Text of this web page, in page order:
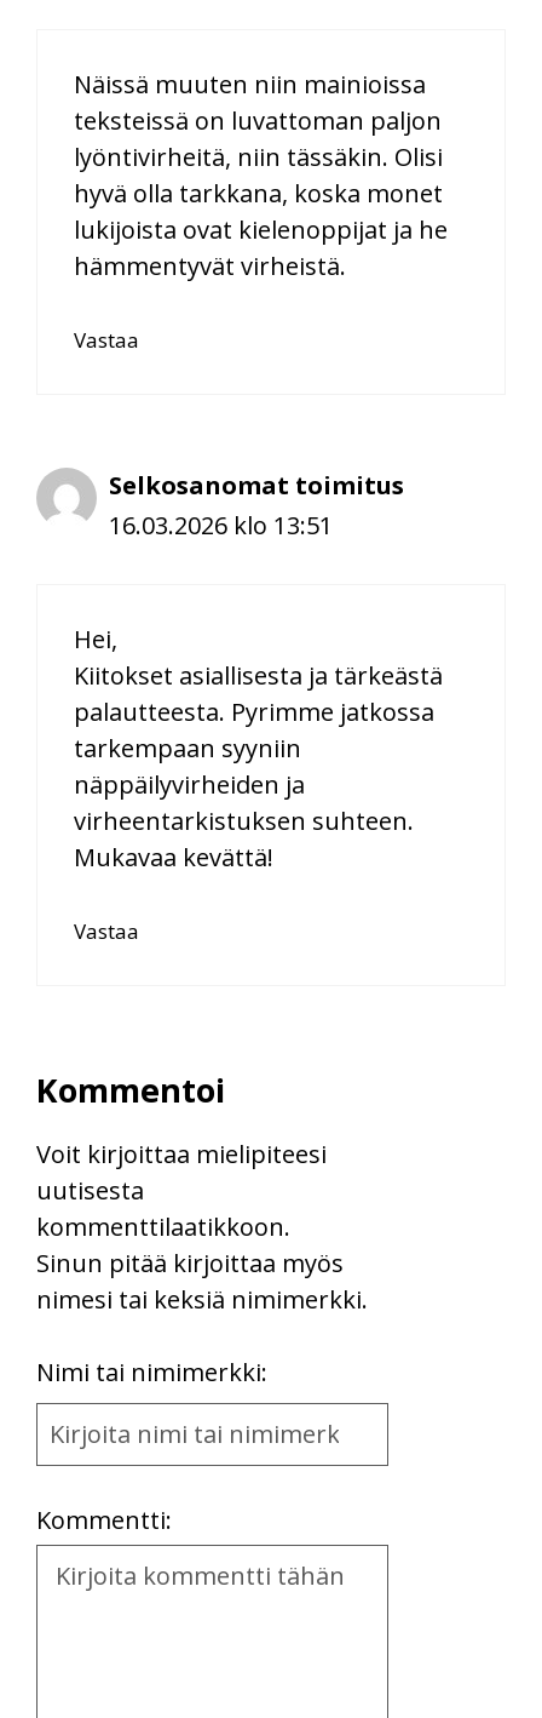
Näissä muuten niin mainioissa
teksteissä on luvattoman paljon
lyöntivirheitä, niin tässäkin. Olisi
hyvä olla tarkkana, koska monet
lukijoista ovat kielenoppijat ja he
hämmentyvät virheistä.
Vastaa
Selkosanomat toimitus
16.03.2026 klo 13:51
Hei,
Kiitokset asiallisesta ja tärkeästä
palautteesta. Pyrimme jatkossa
tarkempaan syyniin
näppäilyvirheiden ja
virheentarkistuksen suhteen.
Mukavaa kevättä!
Vastaa
Kommentoi
Voit kirjoittaa mielipiteesi
uutisesta
kommenttilaatikkoon.
Sinun pitää kirjoittaa myös
nimesi tai keksiä nimimerkki.
Nimi tai nimimerkki:
Name
and
Kommentti:
Kommentti